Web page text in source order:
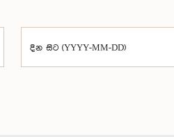
දින සිට (YYYY-MM-DD)